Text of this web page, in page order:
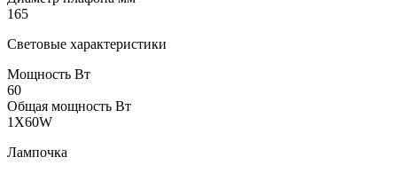
165
Световые характеристики
Мощность Вт
60
Общая мощность Вт
1X60W
Лампочка